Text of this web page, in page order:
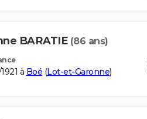
BARATIE (86 ans)
à Boé (Lot-et-Garonne)